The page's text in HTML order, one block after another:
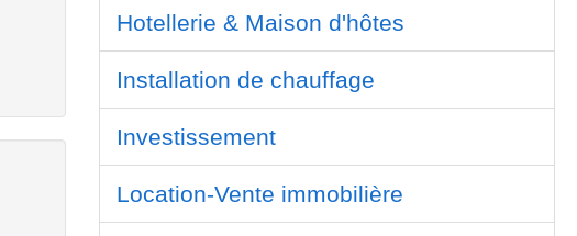
Hotellerie & Maison d'hôtes
Installation de chauffage
Investissement
Location-Vente immobilière